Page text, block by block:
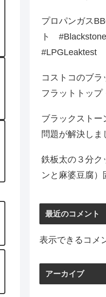
プロパンガス
ト
#LPGLeaktest
コストコのブラ
フラットトップ
ブラックストー
問題が解決しま
鉄板太の３分ク
ンと麻婆豆腐）
最近のコメント
表示できるコメ
アーカイブ